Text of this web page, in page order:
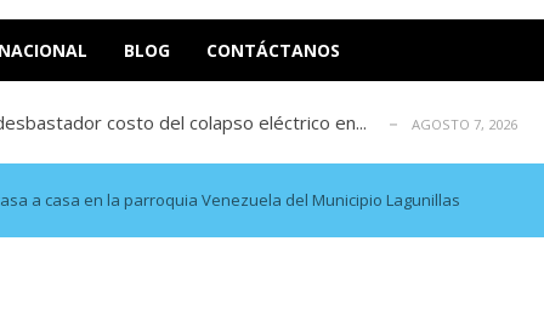
BLOG CONTÁCTANOS
de derechos humanos en el Minister... AGOSTO 6, 2026
un mercado impulsado por el auge de...
costo del colapso eléctrico en...
Por Dayana Cristina Duzoglou L. AGOSTO 6, 2026
apagones y promesas incumplidas... AGOSTO 6, 2026
de derechos humanos en el Minister... AGOSTO 6, 2026
un mercado impulsado por el auge de... AGOSTO 6, 2026
costo del colapso eléctrico en...
a casa en la parroquia Venezuela del Municipio Lagunillas